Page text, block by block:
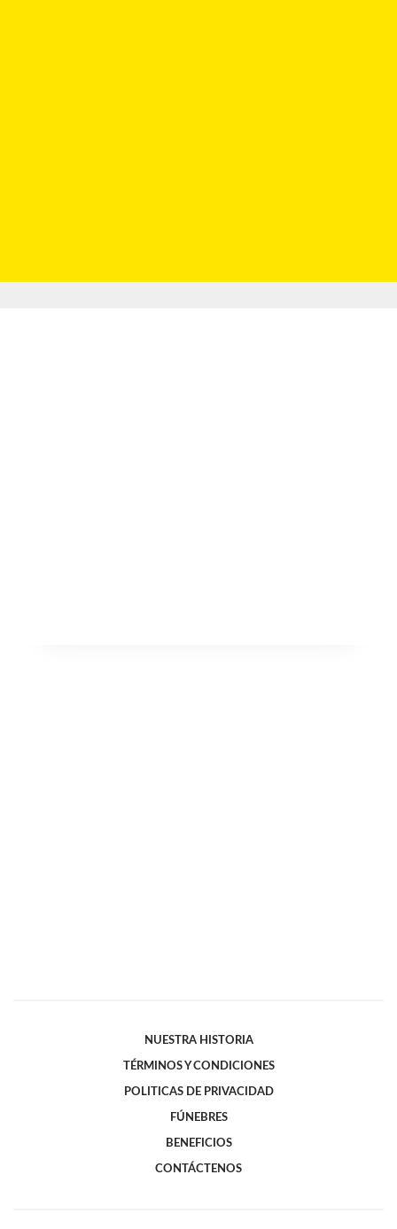
NUESTRA HISTORIA
TÉRMINOS Y CONDICIONES
POLITICAS DE PRIVACIDAD
FÚNEBRES
BENEFICIOS
CONTÁCTENOS